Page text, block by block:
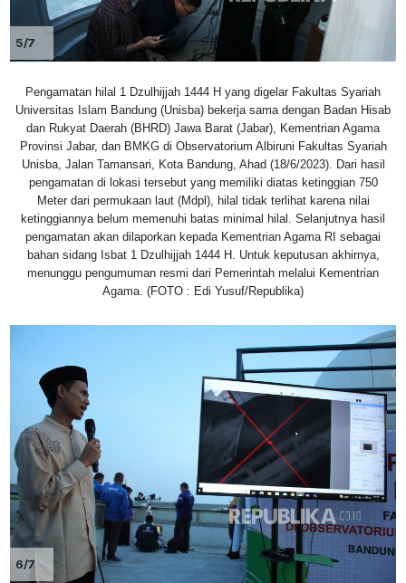
5/7
Pengamatan hilal 1 Dzulhijjah 1444 H yang digelar Fakultas Syariah
Universitas Islam Bandung (Unisba) bekerja sama dengan Badan Hisab
dan Rukyat Daerah (BHRD) Jawa Barat (Jabar), Kementrian Agama
Provinsi Jabar, dan BMKG di Observatorium Albiruni Fakultas Syariah
Unisba, Jalan Tamansari, Kota Bandung, Ahad (18/6/2023). Dari hasil
pengamatan di lokasi tersebut yang memiliki diatas ketinggian 750
Meter dari permukaan laut (Mdpl), hilal tidak terlihat karena nilai
ketinggiannya belum memenuhi batas minimal hilal. Selanjutnya hasil
pengamatan akan dilaporkan kepada Kementrian Agama RI sebagai
bahan sidang Isbat 1 Dzulhijjah 1444 H. Untuk keputusan akhirnya,
menunggu pengumuman resmi dari Pemerintah melalui Kementrian
Agama. (FOTO : Edi Yusuf/Republika)
6/7